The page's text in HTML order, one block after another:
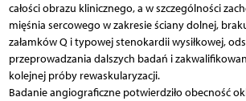
całości obrazu klinicznego, a w szczególności
mięśnia sercowego w zakresie ściany dolnej,
załamków Q i typowej stenokardii wysiłkowej,
przeprowadzania dalszych badań i
kolejnej próby rewaskularyzacji.
Badanie angiograficzne potwierdziło obecność